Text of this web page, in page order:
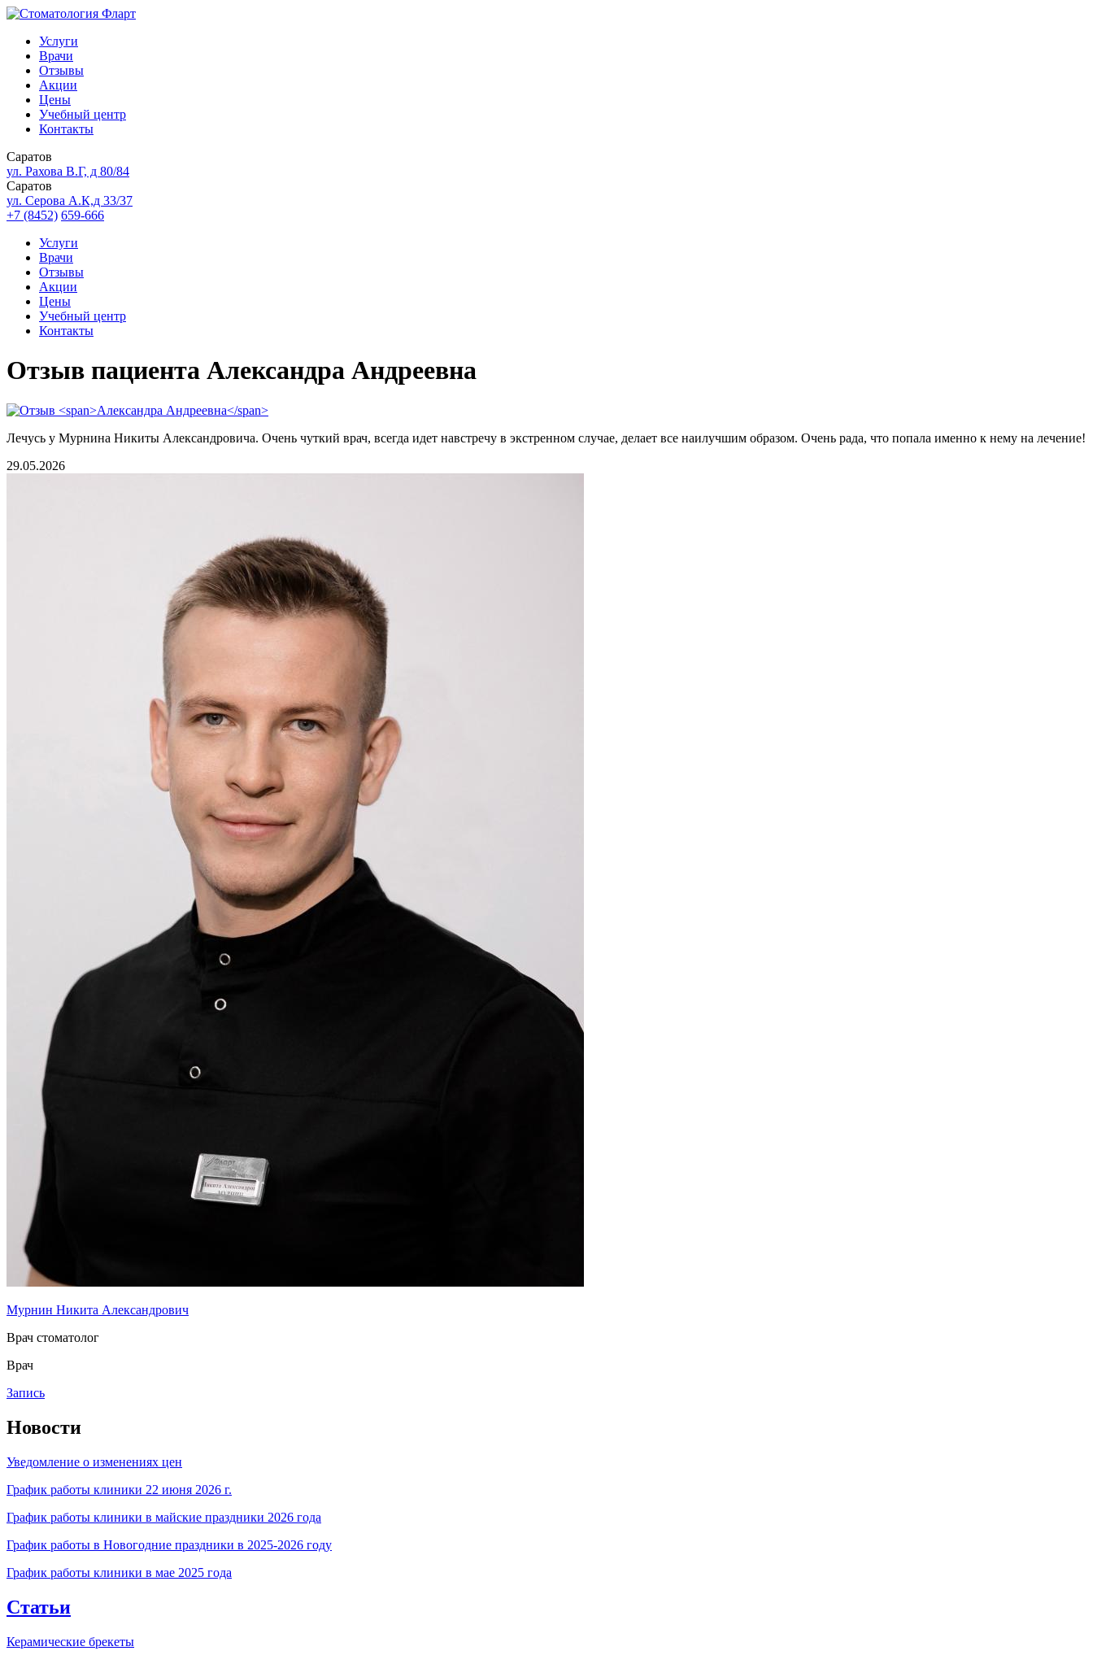
Услуги
Врачи
Отзывы
Акции
Цены
Учебный центр
Контакты
Саратов
ул. Рахова В.Г, д 80/84
Саратов
ул. Серова А.К,д 33/37
+7 (8452) 659-666
Услуги
Врачи
Отзывы
Акции
Цены
Учебный центр
Контакты
Отзыв пациента Александра Андреевна
Лечусь у Мурнина Никиты Александровича. Очень чуткий врач, всегда идет навстречу в экстренном случае, делает все наилучшим образом. Очень рада, что попала именно к нему на лечение!
29.05.2026
Мурнин Никита Александрович
Врач стоматолог
Врач
Запись
Новости
Уведомление о изменениях цен
График работы клиники 22 июня 2026 г.
График работы клиники в майские праздники 2026 года
График работы в Новогодние праздники в 2025-2026 году
График работы клиники в мае 2025 года
Статьи
Керамические брекеты